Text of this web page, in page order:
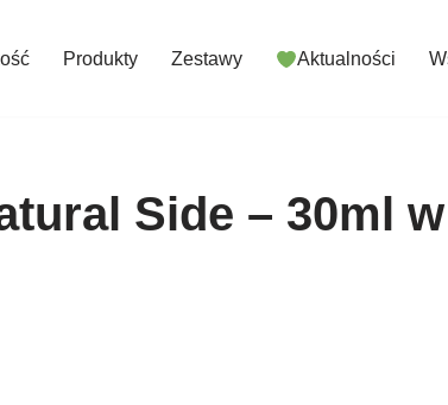
Produkty Zestawy Aktualności
Side – 30ml